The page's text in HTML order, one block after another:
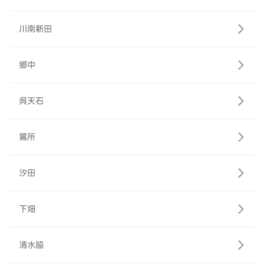
川南新田
郷中
呉天石
鷺所
汐田
下畑
清水脇